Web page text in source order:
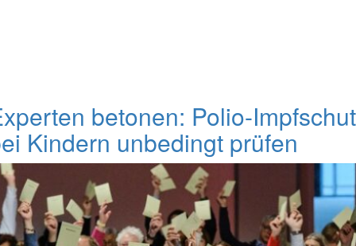
betonen: Polio-
Kindern unbedingt prüfen